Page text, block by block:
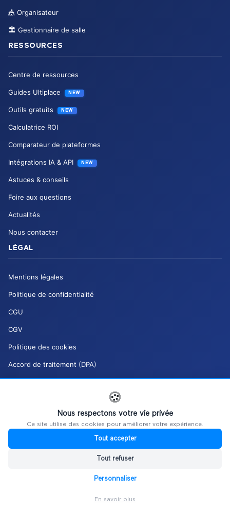
🎪 Organisateur
🏛️ Gestionnaire de salle
RESSOURCES
Centre de ressources
Guides Ultiplace NEW
Outils gratuits NEW
Calculatrice ROI
Comparateur de plateformes
Intégrations IA & API NEW
Astuces & conseils
Foire aux questions
Actualités
Nous contacter
LÉGAL
Mentions légales
Politique de confidentialité
CGU
CGV
Politique des cookies
Accord de traitement (DPA)
Charte de modération (DSA)
Gérer mes cookies
Plan du site
🍪
Nous respectons votre vie privée
Ce site utilise des cookies pour améliorer votre expérience.
Tout accepter
Tout refuser
Personnaliser
En savoir plus